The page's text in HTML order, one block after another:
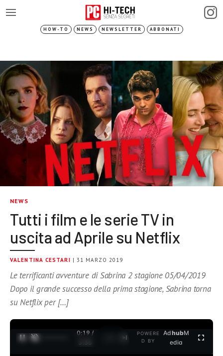
HOW-TO NEWS NEWSLETTER ABBONATI
NEWS
Tutti i film e le serie TV in
uscita ad Aprile su Netflix
VALENTINA CESTARI | 31 MARZO 2019
Le terrificanti avventure di Sabrina 2 stagione 05/04/2019
Dopo il grande successo della prima stagione, Sabrina torna
su Netflix per […]
0:19 /
3:35
POWERE
D BY
AdhubM
edia